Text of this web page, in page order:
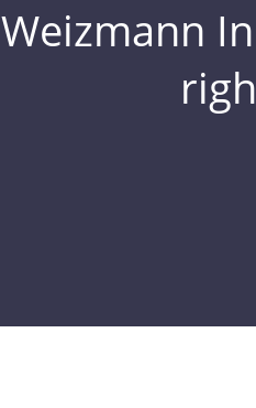
Weizmann